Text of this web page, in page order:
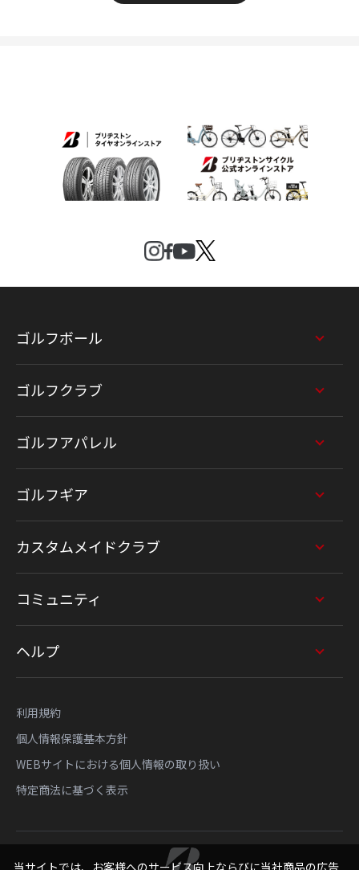
ゴルフボール
ゴルフクラブ
ゴルフアパレル
ゴルフギア
カスタムメイドクラブ
コミュニティ
ヘルプ
利用規約
個人情報保護基本方針
WEBサイトにおける個人情報の取り扱い
特定商法に基づく表示